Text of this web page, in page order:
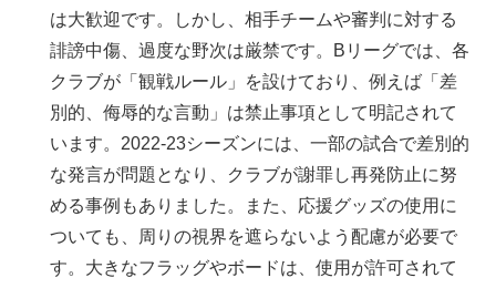
は大歓迎です。しかし、相手チームや審判に対する
誹謗中傷、過度な野次は厳禁です。Bリーグでは、各
クラブが「観戦ルール」を設けており、例えば「差
別的、侮辱的な言動」は禁止事項として明記されて
います。2022-23シーズンには、一部の試合で差別的
な発言が問題となり、クラブが謝罪し再発防止に努
める事例もありました。また、応援グッズの使用に
ついても、周りの視界を遮らないよう配慮が必要で
す。大きなフラッグやボードは、使用が許可されて